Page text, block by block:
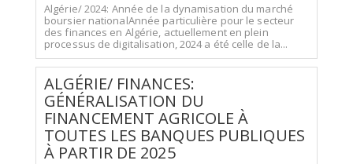
Algérie/ 2024: Année de la dynamisation du marché
boursier nationalAnnée particulière pour le secteur
des finances en Algérie, actuellement en plein
processus de digitalisation, 2024 a été celle de la...
ALGÉRIE/ FINANCES:
GÉNÉRALISATION DU
FINANCEMENT AGRICOLE À
TOUTES LES BANQUES PUBLIQUES
À PARTIR DE 2025